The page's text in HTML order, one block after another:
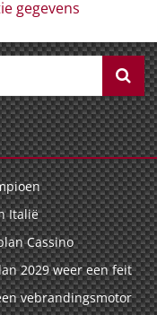
gegevens
Italië
Cassino
2029 weer een feit
vebrandingsmotor